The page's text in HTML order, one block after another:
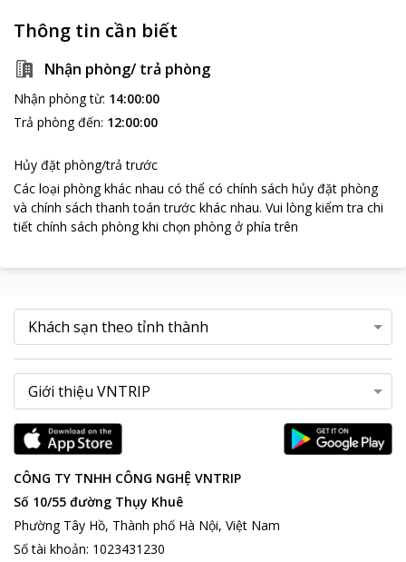
Thông tin cần biết
Nhận phòng/ trả phòng
Nhận phòng từ: 14:00:00
Trả phòng đến: 12:00:00
Hủy đặt phòng/trả trước
Các loại phòng khác nhau có thể có chính sách hủy đặt phòng
và chính sách thanh toán trước khác nhau. Vui lòng kiểm tra chi
tiết chính sách phòng khi chọn phòng ở phía trên
CÔNG TY TNHH CÔNG NGHỆ VNTRIP
Số 10/55 đường Thụy Khuê
Phường Tây Hồ, Thành phố Hà Nội, Việt Nam
Số tài khoản: 1023431230